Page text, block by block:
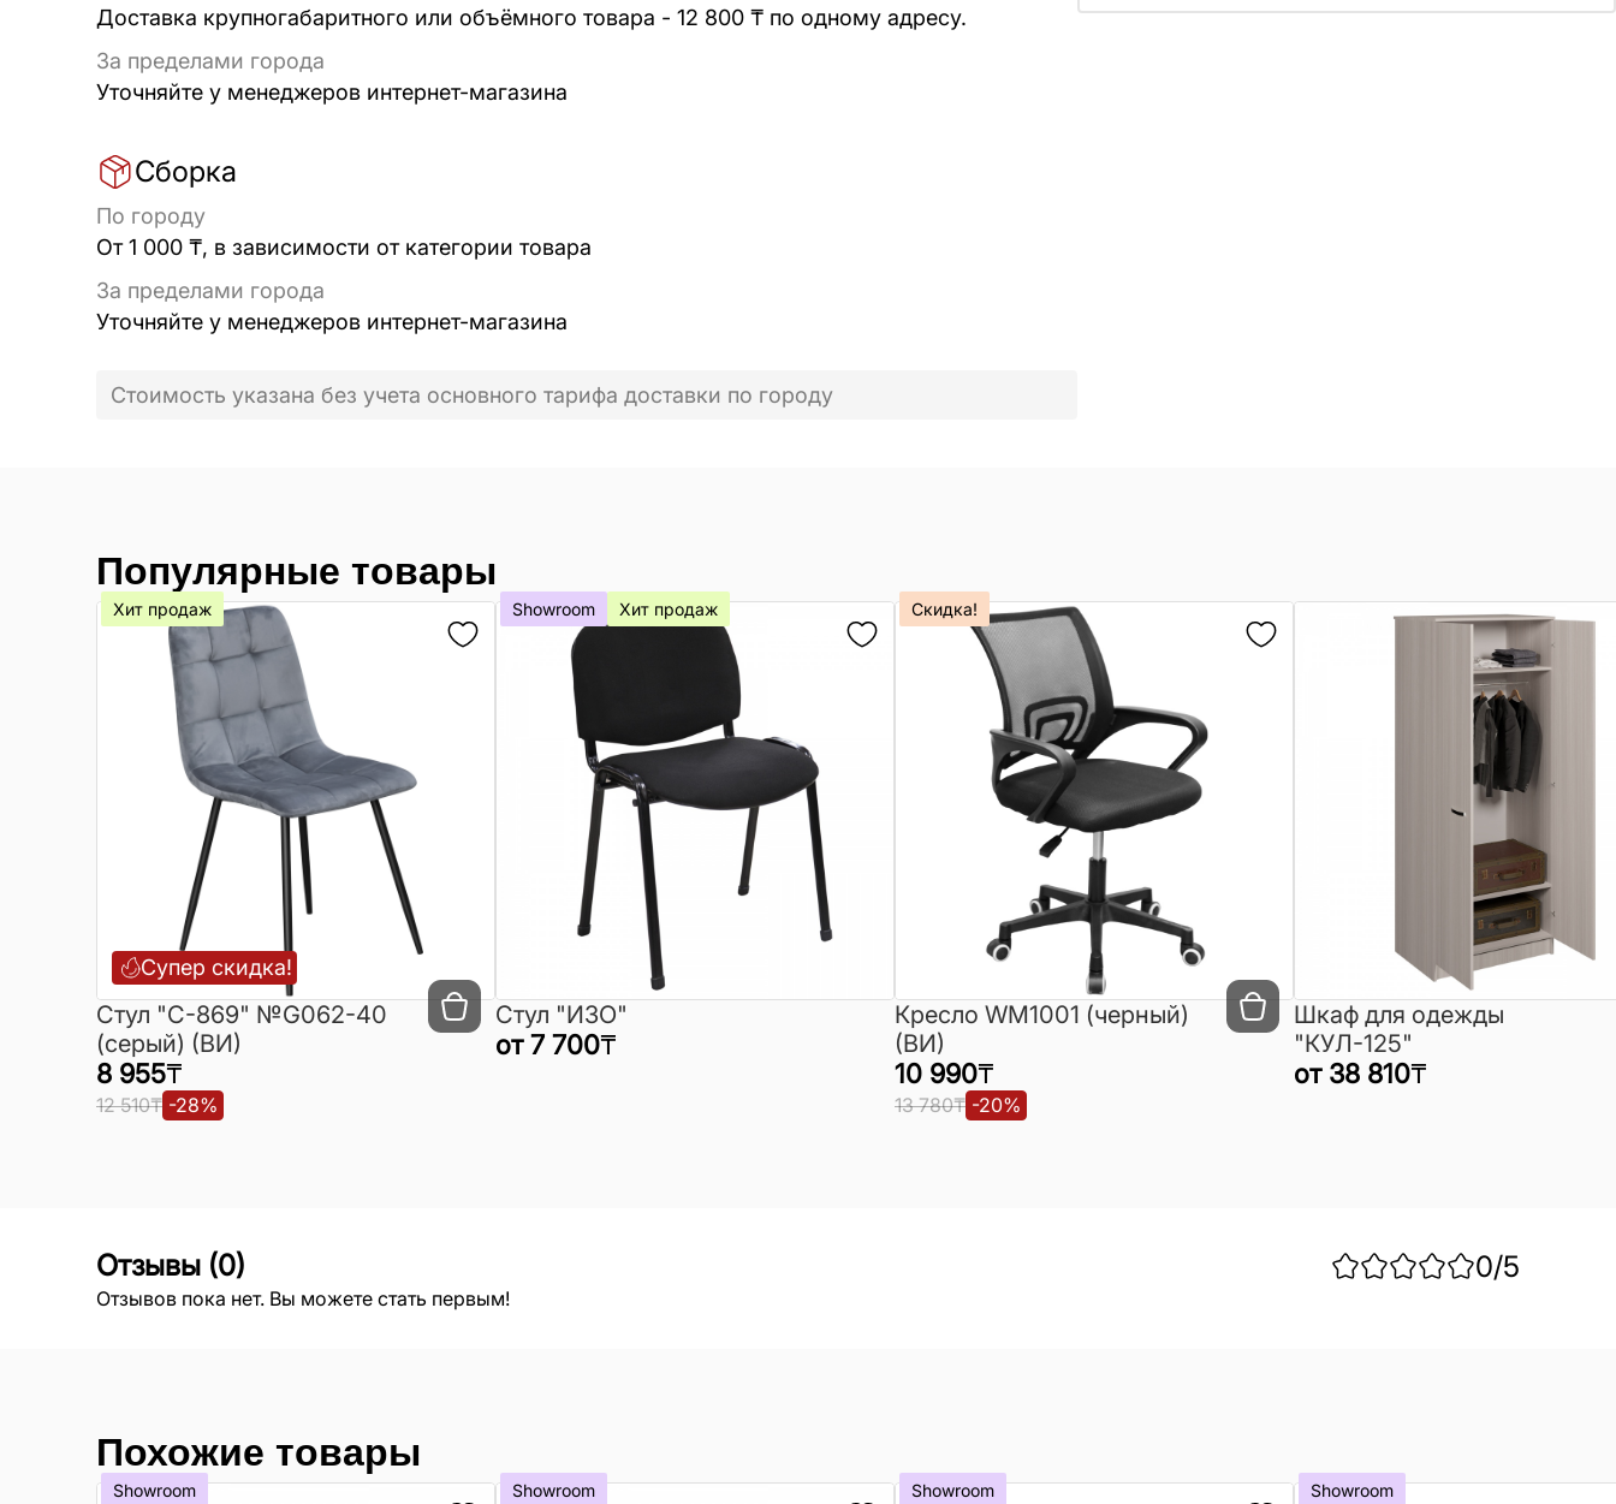
Доставка крупногабаритного или объёмного товара - 12 800 ₸ по одному адресу.
За пределами города
Уточняйте у менеджеров интернет-магазина
Сборка
По городу
От 1 000 ₸, в зависимости от категории товара
За пределами города
Уточняйте у менеджеров интернет-магазина
Стоимость указана без учета основного тарифа доставки по городу
Популярные товары
Супер скидка!
Хит продаж
Cтул "C-869" №G062-40
(серый) (ВИ)
8 955₸
12 510₸ -28%
Showroom Хит продаж
Стул "ИЗО"
от 7 700₸
Скидка!
Кресло WM1001 (черный)
(ВИ)
10 990₸
13 780₸ -20%
Шкаф для одежды
"КУЛ-125"
от 38 810₸
Отзывы (0) 0/5
Отзывов пока нет. Вы можете стать первым!
Похожие товары
Showroom Showroom Showroom Showroom